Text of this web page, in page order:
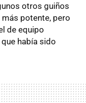
otros guiños
potente, pero
de equipo
había sido